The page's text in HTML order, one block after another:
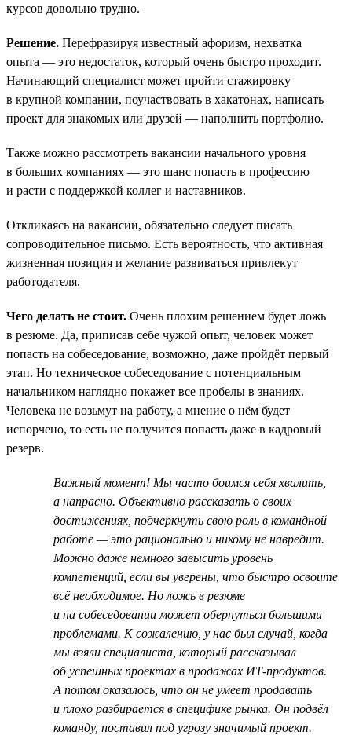
курсов довольно трудно.
Решение. Перефразируя известный афоризм, нехватка
опыта — это недостаток, который очень быстро проходит.
Начинающий специалист может пройти стажировку
в крупной компании, поучаствовать в хакатонах, написать
проект для знакомых или друзей — наполнить портфолио.
Также можно рассмотреть вакансии начального уровня
в больших компаниях — это шанс попасть в профессию
и расти с поддержкой коллег и наставников.
Откликаясь на вакансии, обязательно следует писать
сопроводительное письмо. Есть вероятность, что активная
жизненная позиция и желание развиваться привлекут
работодателя.
Чего делать не стоит. Очень плохим решением будет ложь
в резюме. Да, приписав себе чужой опыт, человек может
попасть на собеседование, возможно, даже пройдёт первый
этап. Но техническое собеседование с потенциальным
начальником наглядно покажет все пробелы в знаниях.
Человека не возьмут на работу, а мнение о нём будет
испорчено, то есть не получится попасть даже в кадровый
резерв.
Важный момент! Мы часто боимся себя хвалить,
а напрасно. Объективно рассказать о своих
достижениях, подчеркнуть свою роль в командной
работе — это рационально и никому не навредит.
Можно даже немного завысить уровень
компетенций, если вы уверены, что быстро освоите
всё необходимое. Но ложь в резюме
и на собеседовании может обернуться большими
проблемами. К сожалению, у нас был случай, когда
мы взяли специалиста, который рассказывал
об успешных проектах в продажах ИТ-продуктов.
А потом оказалось, что он не умеет продавать
и плохо разбирается в специфике рынка. Он подвёл
команду, поставил под угрозу значимый проект.